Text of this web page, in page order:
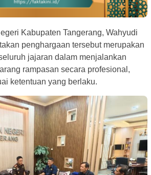
Kabupaten Tangerang, Wahyudi
penghargaan tersebut merupakan
jajaran dalam menjalankan
rampasan secara profesional,
ketentuan yang berlaku.